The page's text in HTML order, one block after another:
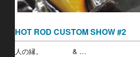
HOT ROD CUSTOM SHOW #2
人の縁。 & …